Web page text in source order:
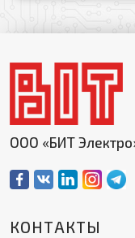
ООО «БИТ
КОНТАКТЫ
Отправить